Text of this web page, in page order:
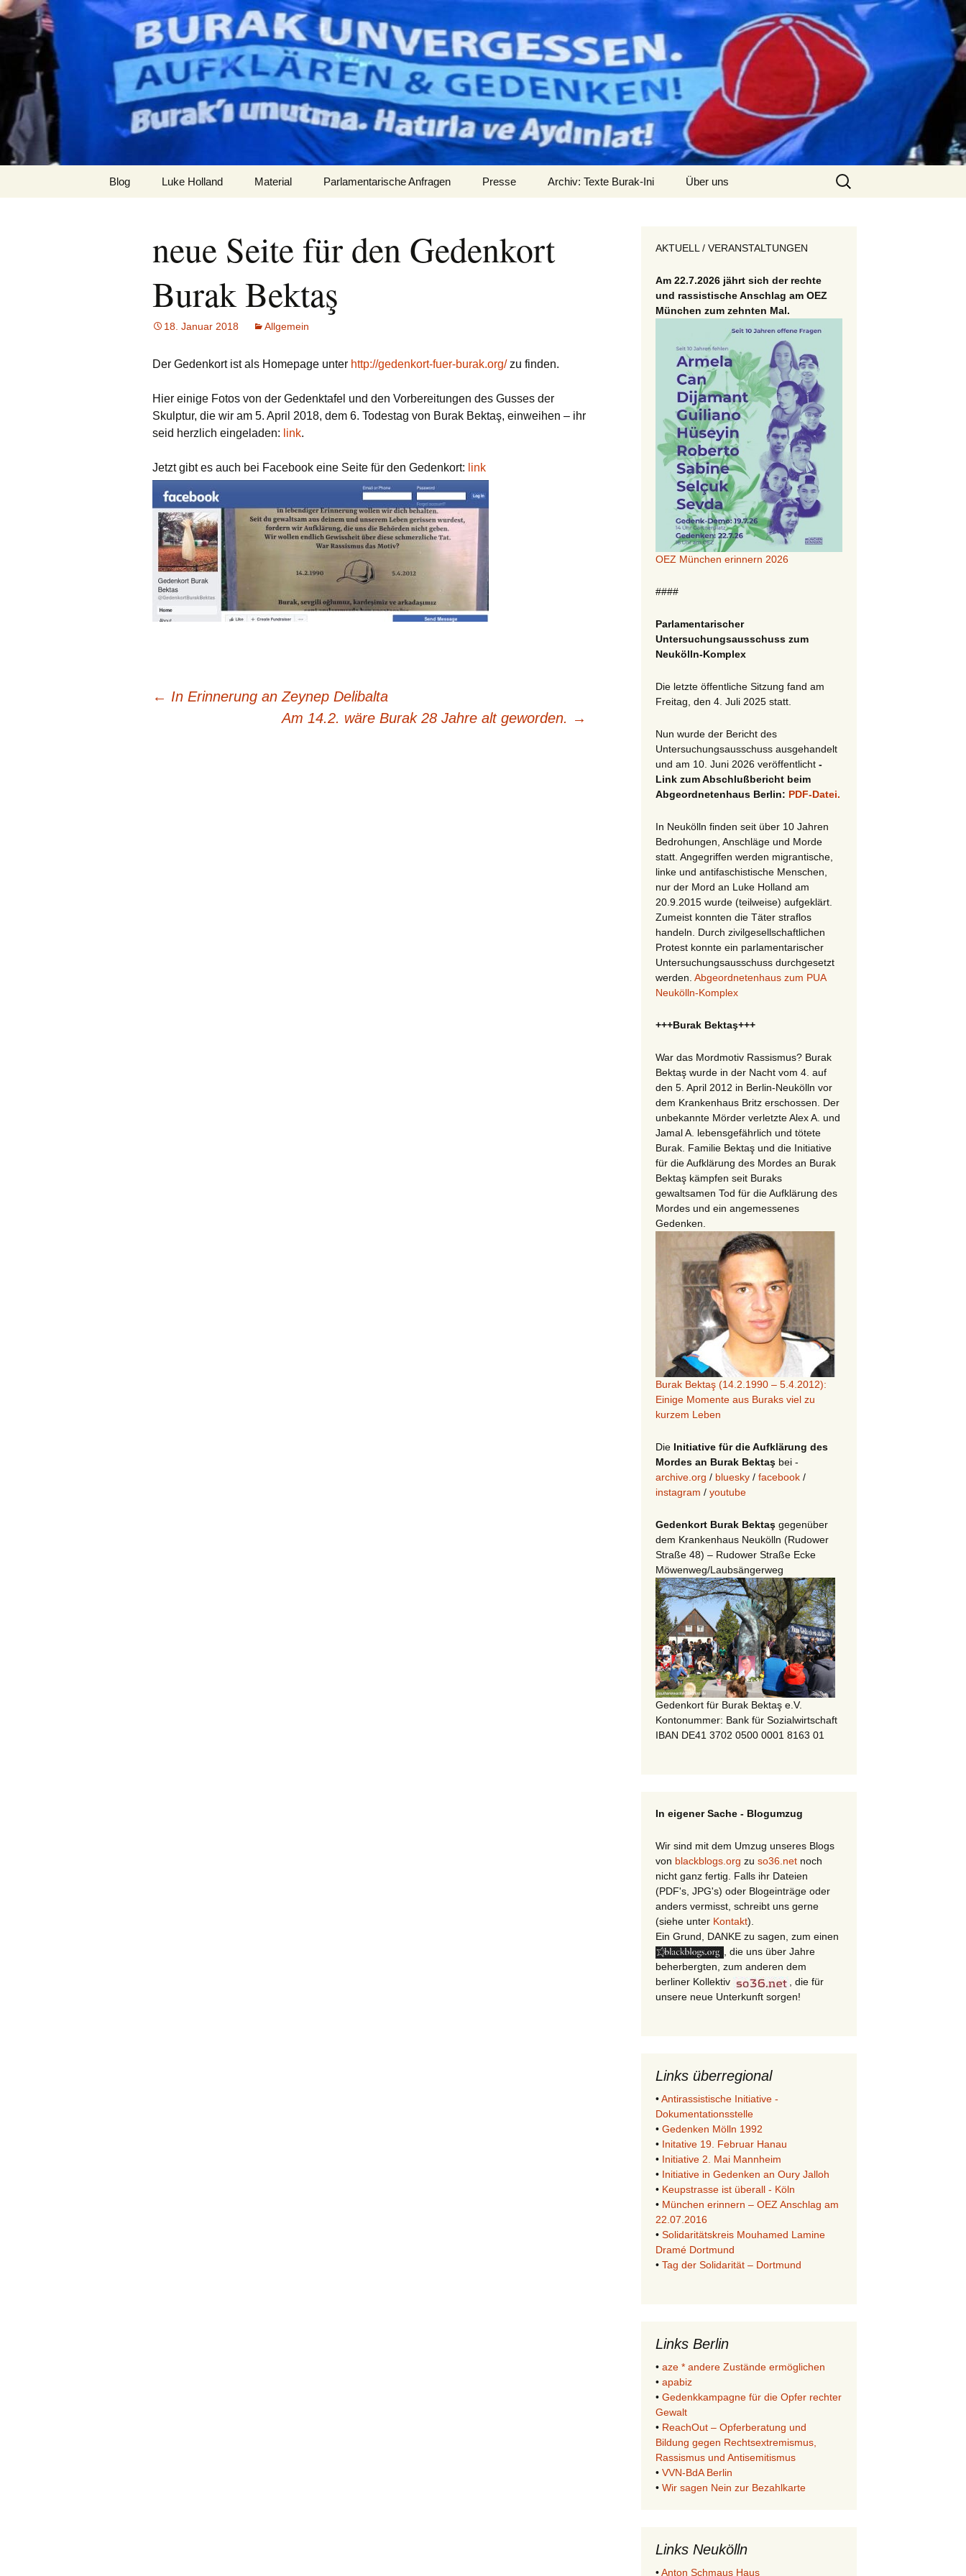
Zum
springen
burak
Blog Luke Holland Material Parlamentarische Anfragen Presse Archiv: Texte Burak-Ini Über uns
Suchen
nach:
neue Seite für den Gedenkort
Burak Bektaş
18. Januar 2018 Allgemein
Der Gedenkort ist als Homepage unter http://gedenkort-fuer-burak.org/zu finden.
Hier einige Fotos von der Gedenktafel und den Vorbereitungen des Gusses der
Skulptur, die wir am 5. April 2018, dem 6. Todestag von Burak Bektaş, einweihen – ihr
seid herzlich eingeladen: link.
Jetzt gibt es auch bei Facebook eine Seite für den Gedenkort: link
Beitragsnavigation
← In Erinnerung an Zeynep Delibalta
Am 14.2. wäre Burak 28 Jahre alt geworden. →
AKTUELL / VERANSTALTUNGEN
Am 22.7.2026 jährt sich der rechte
und rassistische Anschlag am OEZ
München zum zehnten Mal.
OEZ München erinnern 2026
####
Parlamentarischer
Untersuchungsausschuss zum
Neukölln-Komplex
Die letzte öffentliche Sitzung fand am
Freitag, den 4. Juli 2025 statt.
Nun wurde der Bericht des
Untersuchungsausschuss ausgehandelt
und am 10. Juni 2026 veröffentlicht -
Link zum Abschlußbericht beim
Abgeordnetenhaus Berlin: PDF-Datei.
In Neukölln finden seit über 10 Jahren
Bedrohungen, Anschläge und Morde
statt. Angegriffen werden migrantische,
linke und antifaschistische Menschen,
nur der Mord an Luke Holland am
20.9.2015 wurde (teilweise) aufgeklärt.
Zumeist konnten die Täter straflos
handeln. Durch zivilgesellschaftlichen
Protest konnte ein parlamentarischer
Untersuchungsausschuss durchgesetzt
werden. Abgeordnetenhaus zum PUA
Neukölln-Komplex
+++Burak Bektaş+++
War das Mordmotiv Rassismus? Burak
Bektaş wurde in der Nacht vom 4. auf
den 5. April 2012 in Berlin-Neukölln vor
dem Krankenhaus Britz erschossen. Der
unbekannte Mörder verletzte Alex A. und
Jamal A. lebensgefährlich und tötete
Burak. Familie Bektaş und die Initiative
für die Aufklärung des Mordes an Burak
Bektaş kämpfen seit Buraks
gewaltsamen Tod für die Aufklärung des
Mordes und ein angemessenes
Gedenken.
Burak Bektaş (14.2.1990 – 5.4.2012):
Einige Momente aus Buraks viel zu
kurzem Leben
Die Initiative für die Aufklärung des
Mordes an Burak Bektaş bei -
archive.org / bluesky / facebook /
instagram / youtube
Gedenkort Burak Bektaş gegenüber
dem Krankenhaus Neukölln (Rudower
Straße 48) – Rudower Straße Ecke
Möwenweg/Laubsängerweg
Gedenkort für Burak Bektaş e.V.
Kontonummer: Bank für Sozialwirtschaft
IBAN DE41 3702 0500 0001 8163 01
In eigener Sache - Blogumzug
Wir sind mit dem Umzug unseres Blogs
von blackblogs.org zu so36.net noch
nicht ganz fertig. Falls ihr Dateien
(PDF's, JPG's) oder Blogeinträge oder
anders vermisst, schreibt uns gerne
(siehe unter Kontakt).
Ein Grund, DANKE zu sagen, zum einen
, die uns über Jahre
beherbergten, zum anderen dem
berliner Kollektiv
, die für
unsere neue Unterkunft sorgen!
Links überregional
•Antirassistische Initiative -
Dokumentationsstelle
• Gedenken Mölln 1992
• Initative 19. Februar Hanau
• Initiative 2. Mai Mannheim
• Initiative in Gedenken an Oury Jalloh
• Keupstrasse ist überall - Köln
• München erinnern – OEZ Anschlag am
22.07.2016
• Solidaritätskreis Mouhamed Lamine
Dramé Dortmund
• Tag der Solidarität – Dortmund
Links Berlin
• aze * andere Zustände ermöglichen
• apabiz
• Gedenkkampagne für die Opfer rechter
Gewalt
• ReachOut – Opferberatung und
Bildung gegen Rechtsextremismus,
Rassismus und Antisemitismus
• VVN-BdA Berlin
• Wir sagen Nein zur Bezahlkarte
Links Neukölln
•Anton Schmaus Haus